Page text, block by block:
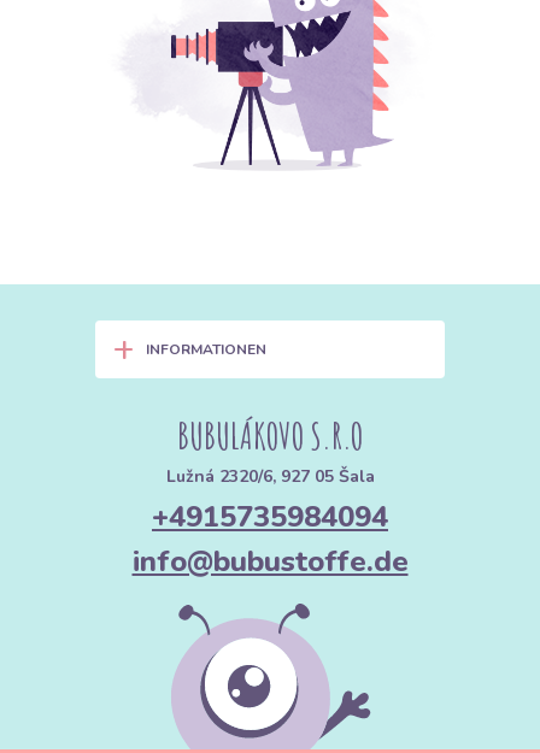
+ INFORMATIONEN
BUBULÁKOVO S.R.O
Lužná 2320/6, 927 05 Šala
+4915735984094
info@bubustoffe.de